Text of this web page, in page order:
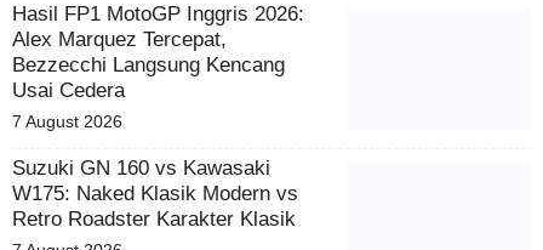
Hasil FP1 MotoGP Inggris 2026:
Alex Marquez Tercepat,
Bezzecchi Langsung Kencang
Usai Cedera
7 August 2026
Suzuki GN 160 vs Kawasaki
W175: Naked Klasik Modern vs
Retro Roadster Karakter Klasik